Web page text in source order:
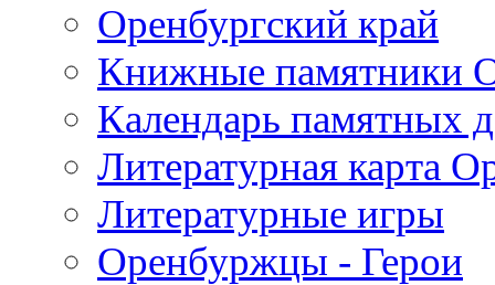
Оренбургский край
Книжные памятники
Календарь памятных
Литературная карта
Литературные игры
Оренбуржцы - Герои